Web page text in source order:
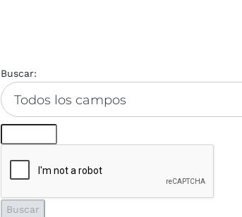
Buscar:
Todos los campos